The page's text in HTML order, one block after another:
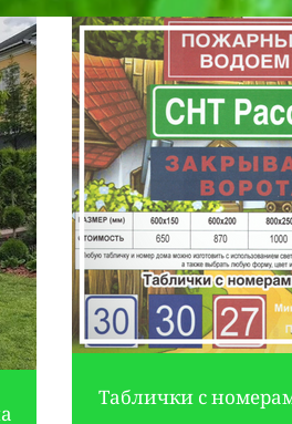
Таблички с